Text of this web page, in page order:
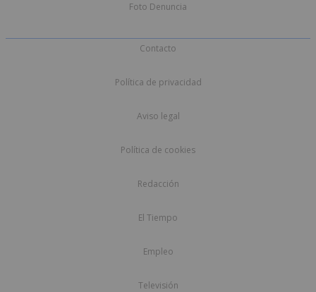
Foto Denuncia
Contacto
Política de privacidad
Aviso legal
Política de cookies
Redacción
El Tiempo
Empleo
Televisión